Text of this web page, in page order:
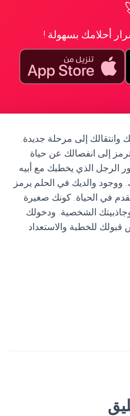
أحلامك بسهولة !
وانتقالك إلى مرحلة جديدة.
إلى انفصالك عن حياة
الرجل الذي يخطبك مع أبيه
ووجود والديك في الحلم يرمز
في الحياة. كونك صغيرة
الشخصية. ودخولك
للخطبة والاستعداد